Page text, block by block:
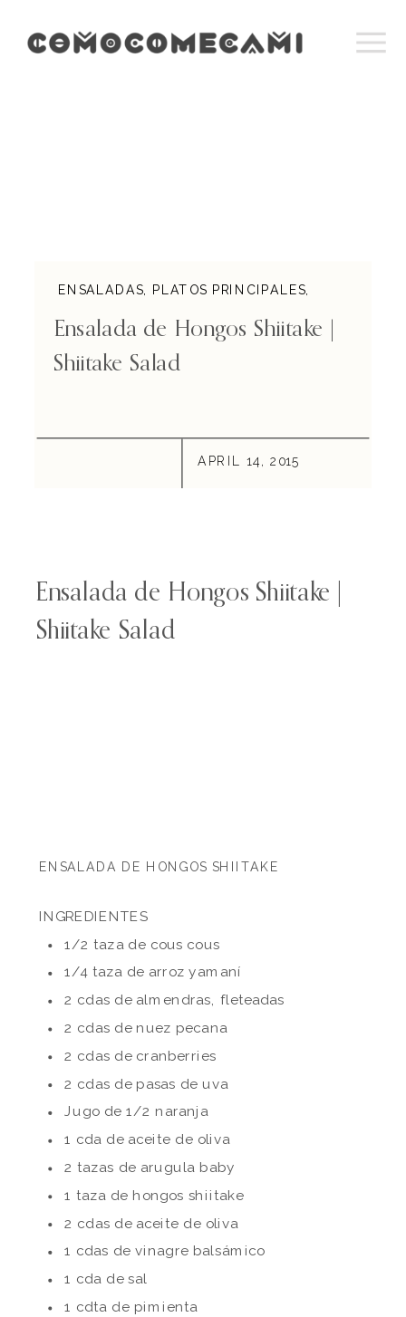
Ensalada de Hongos Shiitake |
Shiitake Salad
ENSALADAS PLATOS PRINCIPALES
APRIL 14, 2015
Ensalada de Hongos Shiitake |
Shiitake Salad
ENSALADA DE HONGOS SHIITAKE
INGREDIENTES
1/2 taza de cous cous
1/4 taza de arroz yamaní
2 cdas de almendras, fleteadas
2 cdas de nuez pecana
2 cdas de cranberries
2 cdas de pasas de uva
Jugo de 1/2 naranja
1 cda de aceite de oliva
2 tazas de arugula baby
1 taza de hongos shiitake
2 cdas de aceite de oliva
1 cdas de vinagre balsámico
1 cda de sal
1 cdta de pimienta